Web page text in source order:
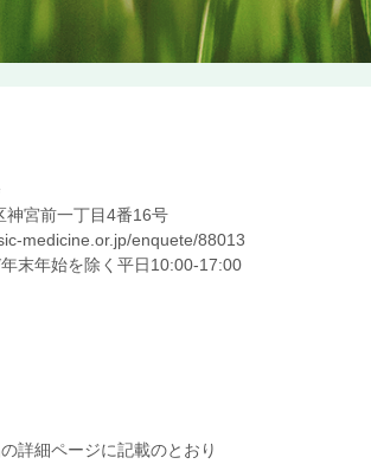
宮前一丁目4番16号
medicine.or.jp/enquete/88013
末年始を除く平日10:00-17:00
詳細ページに記載のとおり